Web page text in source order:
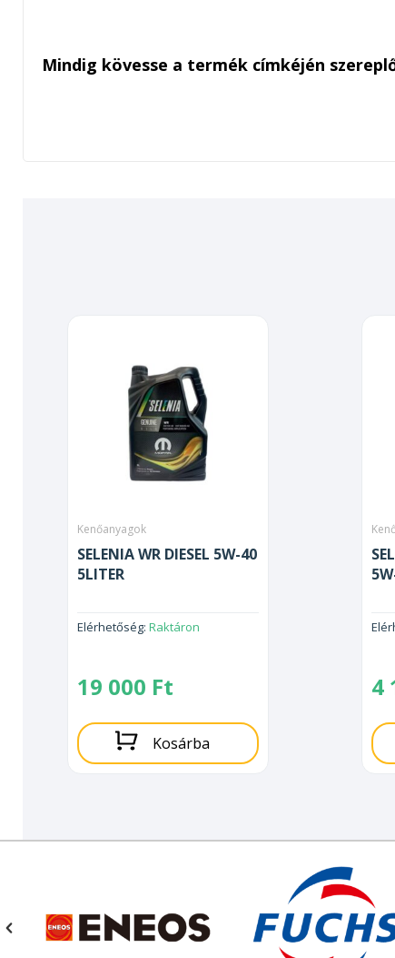
Mindig kövesse a termék címkéjén
Kenőanyagok
SELENIA WR DIESEL 5W-40
5LITER
Elérhetőség: Raktáron
19 000 Ft
Kosárba
4